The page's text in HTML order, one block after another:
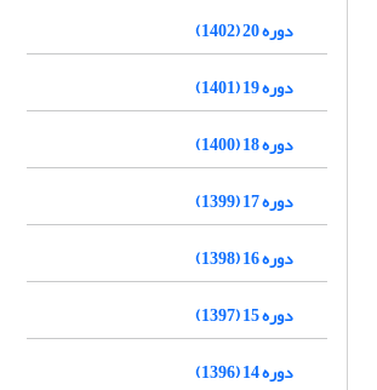
دوره 20 (1402)
دوره 19 (1401)
دوره 18 (1400)
دوره 17 (1399)
دوره 16 (1398)
دوره 15 (1397)
دوره 14 (1396)